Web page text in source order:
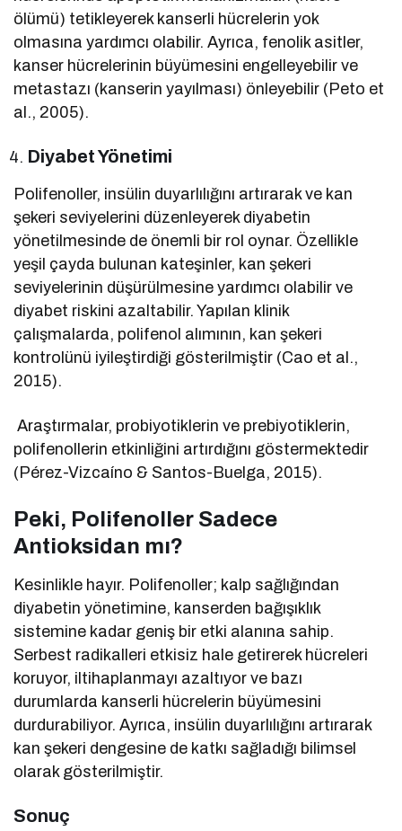
ölümü) tetikleyerek kanserli hücrelerin yok
olmasına yardımcı olabilir. Ayrıca, fenolik asitler,
kanser hücrelerinin büyümesini engelleyebilir ve
metastazı (kanserin yayılması) önleyebilir (Peto et
al., 2005).
Diyabet Yönetimi
Polifenoller, insülin duyarlılığını artırarak ve kan
şekeri seviyelerini düzenleyerek diyabetin
yönetilmesinde de önemli bir rol oynar. Özellikle
yeşil çayda bulunan kateşinler, kan şekeri
seviyelerinin düşürülmesine yardımcı olabilir ve
diyabet riskini azaltabilir. Yapılan klinik
çalışmalarda, polifenol alımının, kan şekeri
kontrolünü iyileştirdiği gösterilmiştir (Cao et al.,
2015).
Araştırmalar, probiyotiklerin ve prebiyotiklerin,
polifenollerin etkinliğini artırdığını göstermektedir
(Pérez-Vizcaíno & Santos-Buelga, 2015).
Peki, Polifenoller Sadece
Antioksidan mı?
Kesinlikle hayır. Polifenoller; kalp sağlığından
diyabetin yönetimine, kanserden bağışıklık
sistemine kadar geniş bir etki alanına sahip.
Serbest radikalleri etkisiz hale getirerek hücreleri
koruyor, iltihaplanmayı azaltıyor ve bazı
durumlarda kanserli hücrelerin büyümesini
durdurabiliyor. Ayrıca, insülin duyarlılığını artırarak
kan şekeri dengesine de katkı sağladığı bilimsel
olarak gösterilmiştir.
Sonuç